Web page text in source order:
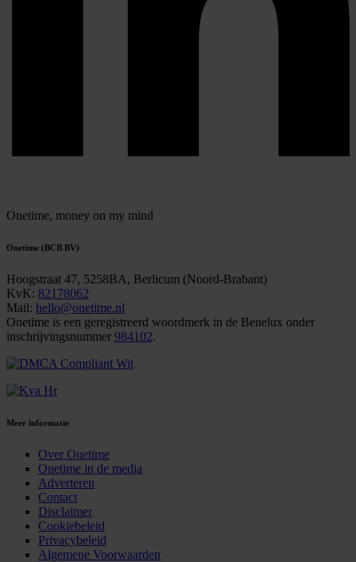
Onetime, money on my mind
Onetime (BCB BV)
Hoogstraat 47, 5258BA, Berlicum (Noord-Brabant)
KvK: 82178062
Mail: hello@onetime.nl
Onetime is een geregistreerd woordmerk in de Benelux onder
inschrijvingsnummer 984102.
Meer informatie
Over Onetime
Onetime in de media
Adverteren
Contact
Disclaimer
Cookiebeleid
Privacybeleid
Algemene Voorwaarden